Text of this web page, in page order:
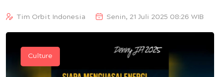
Tim Orbit Indonesia Senin, 21 Juli 2025 08:26 WIB
Culture